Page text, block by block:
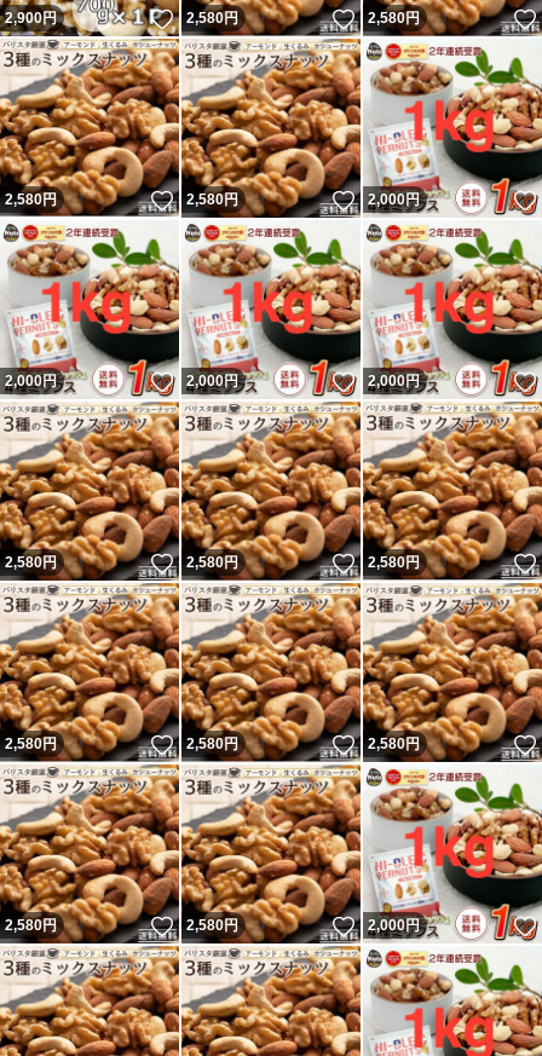
2,900円 いいね！
2,580円 いいね！
2,580円
2,580円 いいね！
2,580円 いいね！
2,000円
2,000円 いいね！
2,000円 いいね！
2,000円
2,580円 いいね！
2,580円 いいね！
2,580円
2,580円 いいね！
2,580円 いいね！
2,580円
2,580円 いいね！
2,580円 いいね！
2,000円